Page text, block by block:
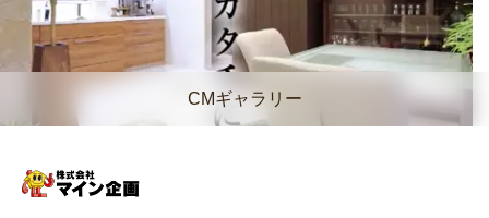
CMギャラリー